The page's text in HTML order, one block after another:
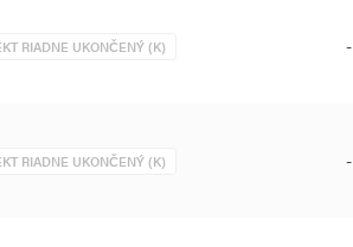
RIADNE UKONČENÝ (K) -
RIADNE UKONČENÝ (K) -